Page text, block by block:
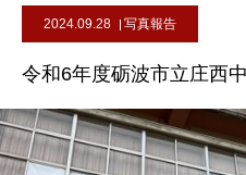
2024.09.28 写真報告
令和6年度砺波市立庄西